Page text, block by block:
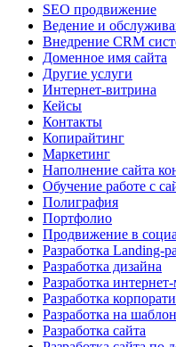
SEO продвижение
Ведение и
Внедрение CRM
Доменное имя сайта
Другие услуги
Интернет-витрина
Кейсы
Контакты
Копирайтинг
Маркетинг
Наполнение сайта
Обучение работе с
Полиграфия
Портфолио
Продвижение в
Разработка Landing-
Разработка дизайна
Разработка
Разработка
Разработка на
Разработка сайта